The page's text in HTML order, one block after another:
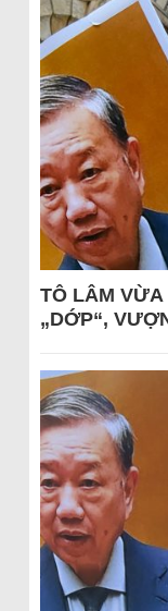
TÔ LÂM VỪA
„DỚP“,